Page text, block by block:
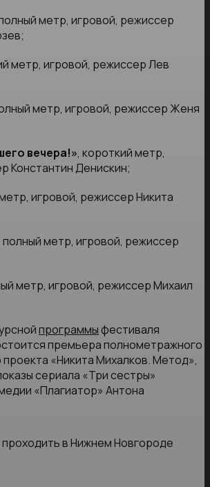
метр, игровой, режиссер
метр, игровой, режиссер Лев
метр, игровой, режиссер Женя
вечера!», короткий метр,
Константин Денискин;
игровой, режиссер Никита
полный метр, игровой, режиссер
метр, игровой, режиссер Михаил
программыфестиваля
премьера полнометражного
«Никита Михалков. Метод»,
сериала «Три сестры»
«Плагиатор» Антона
в Нижнем Новгороде